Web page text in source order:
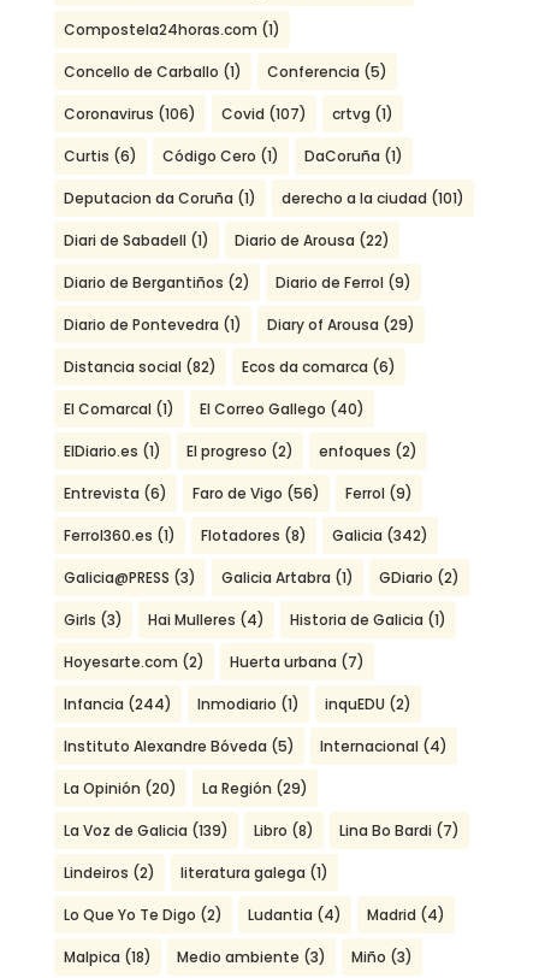
Compostela24horas.com (1)
Concello de Carballo (1) Conferencia (5)
Coronavirus (106) Covid (107) crtvg (1)
Curtis (6) Código Cero (1) DaCoruña (1)
Deputacion da Coruña (1) derecho a la ciudad (101)
Diari de Sabadell (1) Diario de Arousa (22)
Diario de Bergantiños (2) Diario de Ferrol (9)
Diario de Pontevedra (1) Diary of Arousa (29)
Distancia social (82) Ecos da comarca (6)
El Comarcal (1) El Correo Gallego (40)
ElDiario.es (1) El progreso (2) enfoques (2)
Entrevista (6) Faro de Vigo (56) Ferrol (9)
Ferrol360.es (1) Flotadores (8) Galicia (342)
Galicia@PRESS (3) Galicia Artabra (1) GDiario (2)
Girls (3) Hai Mulleres (4) Historia de Galicia (1)
Hoyesarte.com (2) Huerta urbana (7)
Infancia (244) Inmodiario (1) inquEDU (2)
Instituto Alexandre Bóveda (5) Internacional (4)
La Opinión (20) La Región (29)
La Voz de Galicia (139) Libro (8) Lina Bo Bardi (7)
Lindeiros (2) literatura galega (1)
Lo Que Yo Te Digo (2) Ludantia (4) Madrid (4)
Malpica (18) Medio ambiente (3) Miño (3)